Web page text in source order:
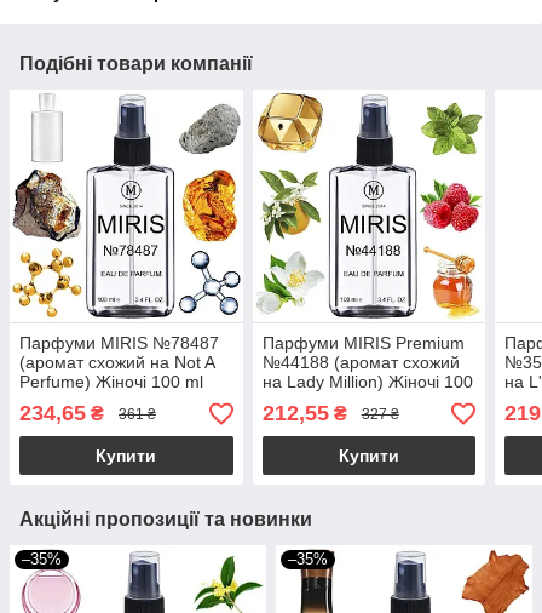
Подібні товари компанії
Парфуми MIRIS №78487
(аромат схожий на Not A
Perfume) Жіночі 100 ml
234,65 ₴ 361 ₴
Купити
Парфуми MIRIS Premium
№44188 (аромат схожий
на Lady Million) Жіночі 100
ml
212,55₴ 327 ₴
Купити
на
Акційні пропозиції та новинки
–35% –35%